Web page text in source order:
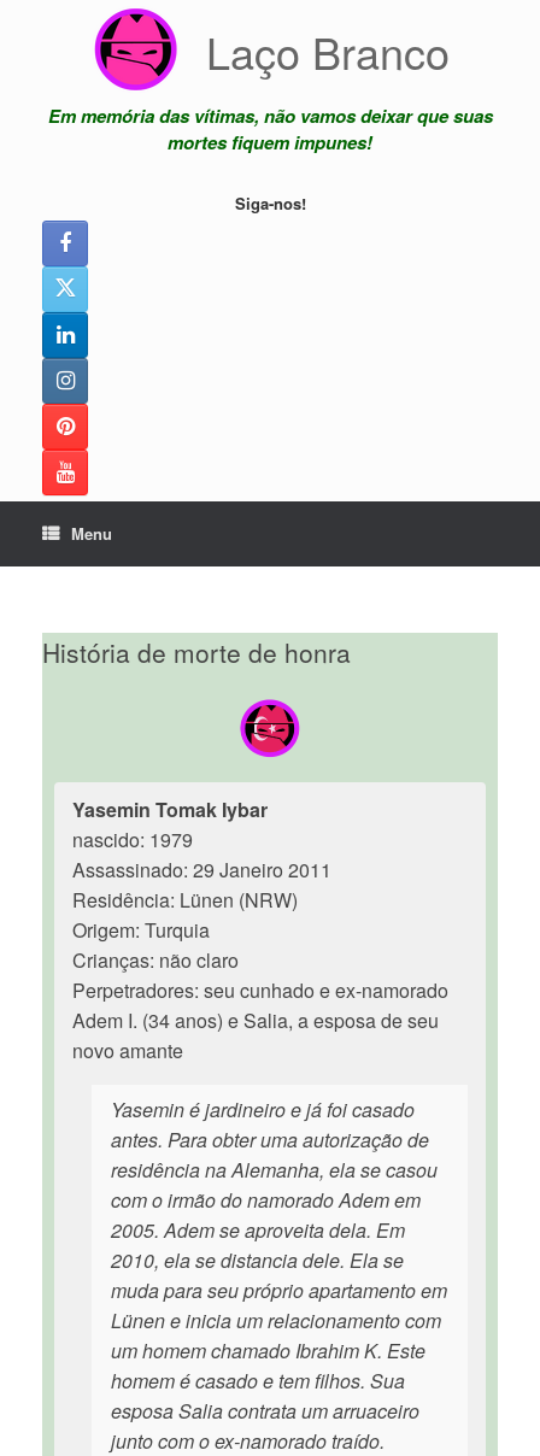
Laço Branco
Em memória das vítimas, não vamos deixar que suas
mortes fiquem impunes!
Siga-nos!
Menu
História de morte de honra
Yasemin Tomak Iybar
nascido: 1979
Assassinado: 29 Janeiro 2011
Residência: Lünen (NRW)
Origem: Turquia
Crianças: não claro
Perpetradores: seu cunhado e ex-namorado
Adem I. (34 anos) e Salia, a esposa de seu
novo amante
Yasemin é jardineiro e já foi casado
antes. Para obter uma autorização de
residência na Alemanha, ela se casou
com o irmão do namorado Adem em
2005. Adem se aproveita dela. Em
2010, ela se distancia dele. Ela se
muda para seu próprio apartamento em
Lünen e inicia um relacionamento com
um homem chamado Ibrahim K. Este
homem é casado e tem filhos. Sua
esposa Salia contrata um arruaceiro
junto com o ex-namorado traído.